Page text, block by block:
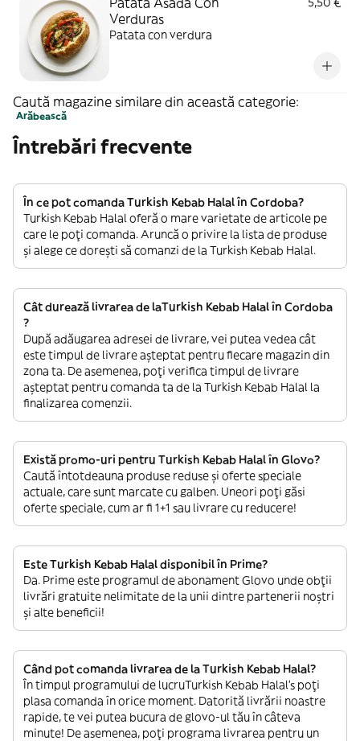
Verduras
Patata con verdura
Caută magazine similare din această categorie:
Arăbească
Întrebări frecvente
În ce pot comanda Turkish Kebab Halal în Cordoba?
Turkish Kebab Halal oferă o mare varietate de articole pe
care le poți comanda. Aruncă o privire la lista de produse
și alege ce dorești să comanzi de la Turkish Kebab Halal.
Cât durează livrarea de laTurkish Kebab Halal în Cordoba
?
După adăugarea adresei de livrare, vei putea vedea cât
este timpul de livrare așteptat pentru fiecare magazin din
zona ta. De asemenea, poți verifica timpul de livrare
așteptat pentru comanda ta de la Turkish Kebab Halal la
finalizarea comenzii.
Există promo-uri pentru Turkish Kebab Halal în Glovo?
Caută întotdeauna produse reduse și oferte speciale
actuale, care sunt marcate cu galben. Uneori poți găsi
oferte speciale, cum ar fi 1+1 sau livrare cu reducere!
Este Turkish Kebab Halal disponibil în Prime?
Da. Prime este programul de abonament Glovo unde obții
livrări gratuite nelimitate de la unii dintre partenerii noștri
și alte beneficii!
Când pot comanda livrarea de la Turkish Kebab Halal?
În timpul programului de lucruTurkish Kebab Halal’s poți
plasa comanda în orice moment. Datorită livrării noastre
rapide, te vei putea bucura de glovo-ul tău în câteva
minute! De asemenea, poți programa livrarea pentru un